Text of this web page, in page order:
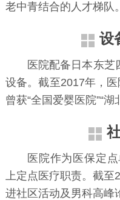
老中青结合的人才梯队。
设
医院配备日本东
设备。截至2017年，
曾获“全国爱婴医院”“湖
医院作为医保定
上定点医疗职责。截至
进社区活动及男科高峰